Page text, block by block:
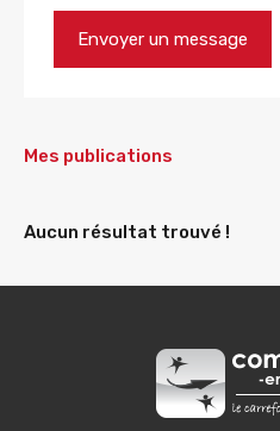
Mes publications
Aucun résultat trouvé !